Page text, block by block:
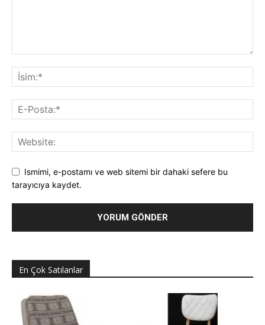
Ismimi, e-postamı ve web sitemi bir dahaki sefere bu
tarayıcıya kaydet.
En Çok Satılanlar